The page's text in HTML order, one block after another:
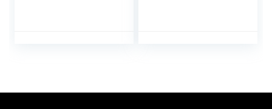
heden